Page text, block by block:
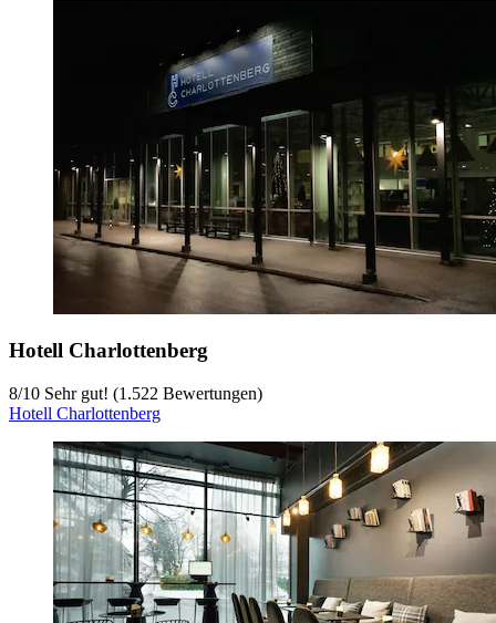
Hotell Charlottenberg
8/10 Sehr gut! (1.522 Bewertungen)
Hotell Charlottenberg